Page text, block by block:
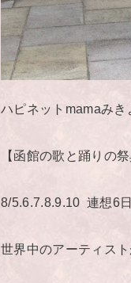
ハピネットmamaみ
【函館の歌と踊りの祭
8/5.6.7.8.9.10 連想6日
世界中のアーティス